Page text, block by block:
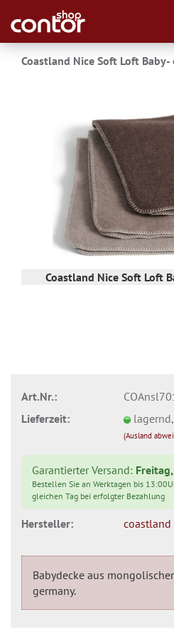
Coastland Nice Soft Loft
Coastland Nice Soft Loft
Art.Nr.:
Lieferzeit:
(Ausland
Garantierter Versand:
Bestellen Sie an Werktagen bis
gleichen Tag bei erfolgter Bezahlung
Hersteller: coastland
Babydecke aus
germany.